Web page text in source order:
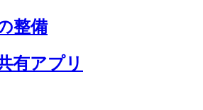
整備
有アプリ